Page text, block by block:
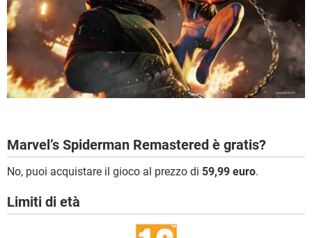
Marvel’s Spiderman Remastered è gratis?
No, puoi acquistare il gioco al prezzo di 59,99 euro.
Limiti di età